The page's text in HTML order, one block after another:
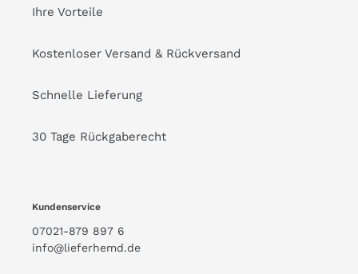
Ihre Vorteile
Kostenloser Versand & Rückversand
Schnelle Lieferung
30 Tage Rückgaberecht
Kundenservice
07021-879 897 6
info@lieferhemd.de